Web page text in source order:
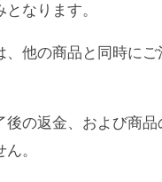
なります。
他の商品と同時にご
の返金、および商品
。